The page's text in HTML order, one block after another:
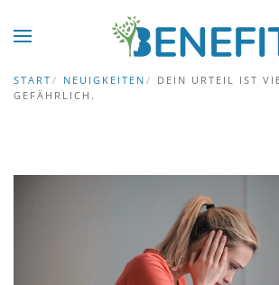
Zum Hauptinhalt springen
START NEUIGKEITEN
DEIN URTEIL IST
GEFÄHRLICH.